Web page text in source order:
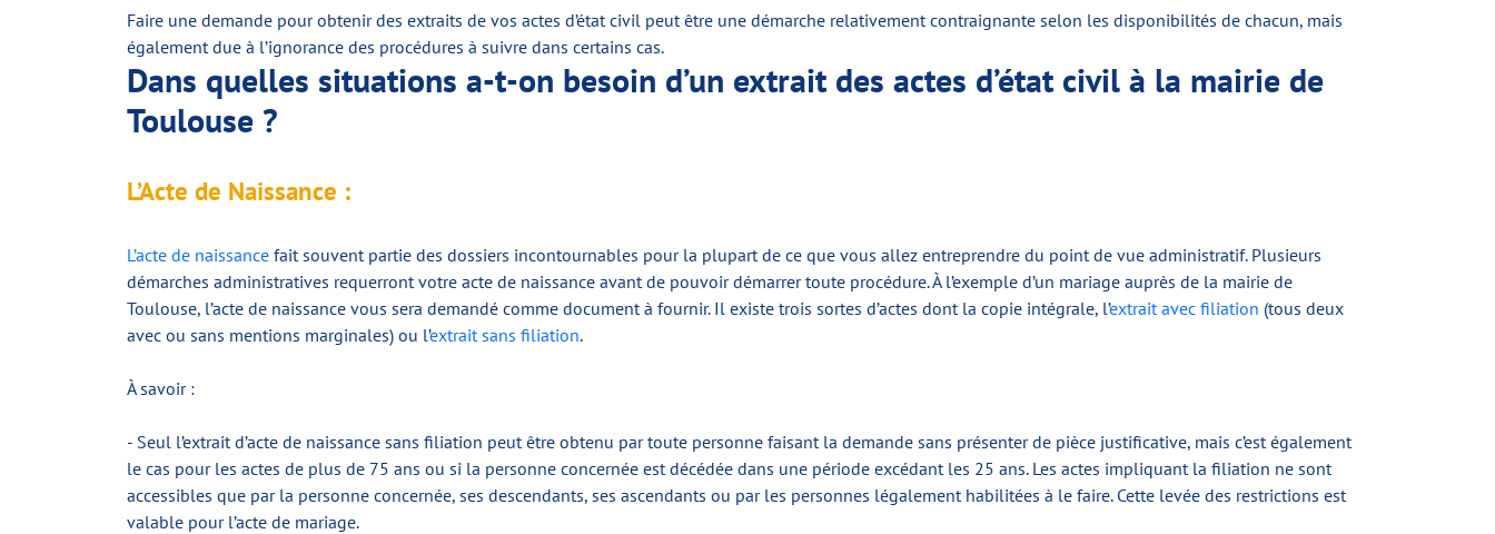
Faire une demande pour obtenir des extraits de vos actes d’état civil peut être une démarche relativement contraignante selon les disponibilités de chacun, mais
également due à l’ignorance des procédures à suivre dans certains cas.
Dans quelles situations a-t-on besoin d’un extrait des actes d’état civil à la mairie de
Toulouse ?
L’Acte de Naissance :
L’acte de naissance fait souvent partie des dossiers incontournables pour la plupart de ce que vous allez entreprendre du point de vue administratif. Plusieurs
démarches administratives requerront votre acte de naissance avant de pouvoir démarrer toute procédure. À l’exemple d’un mariage auprès de la mairie de
Toulouse, l’acte de naissance vous sera demandé comme document à fournir. Il existe trois sortes d’actes dont la copie intégrale, l’extrait avec filiation (tous deux
avec ou sans mentions marginales) ou l’extrait sans filiation.
À savoir :
- Seul l’extrait d’acte de naissance sans filiation peut être obtenu par toute personne faisant la demande sans présenter de pièce justificative, mais c’est également
le cas pour les actes de plus de 75 ans ou si la personne concernée est décédée dans une période excédant les 25 ans. Les actes impliquant la filiation ne sont
accessibles que par la personne concernée, ses descendants, ses ascendants ou par les personnes légalement habilitées à le faire. Cette levée des restrictions est
valable pour l’acte de mariage.